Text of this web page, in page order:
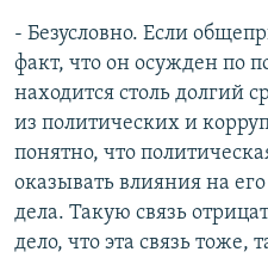
- Безусловно. Если
факт, что он осужден по
находится столь долгий
из политических и
понятно, что
оказывать влияния на его
дела. Такую связь
дело, что эта связь тоже,